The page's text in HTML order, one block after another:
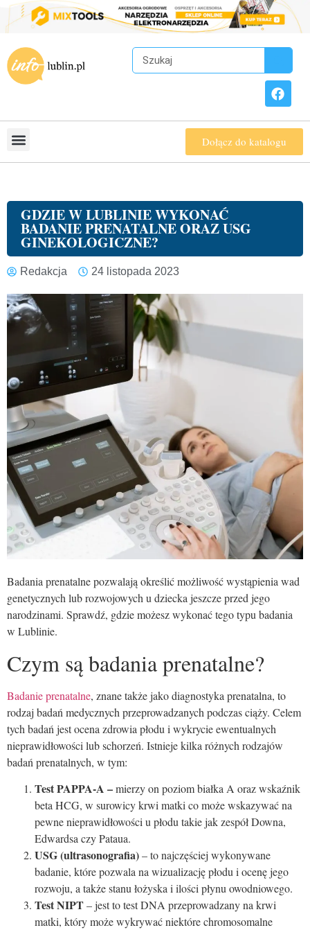
Dołącz do katalogu
GDZIE W LUBLINIE WYKONAĆ
BADANIE PRENATALNE ORAZ USG
GINEKOLOGICZNE?
Redakcja 24 listopada 2023
Badania prenatalne pozwalają określić możliwość wystąpienia wad
genetycznych lub rozwojowych u dziecka jeszcze przed jego
narodzinami. Sprawdź, gdzie możesz wykonać tego typu badania
w Lublinie.
Czym są badania prenatalne?
Badanie prenatalne, znane także jako diagnostyka prenatalna, to
rodzaj badań medycznych przeprowadzanych podczas ciąży. Celem
tych badań jest ocena zdrowia płodu i wykrycie ewentualnych
nieprawidłowości lub schorzeń. Istnieje kilka różnych rodzajów
badań prenatalnych, w tym:
Test PAPPA-A –mierzy on poziom białka A oraz wskaźnik
beta HCG, w surowicy krwi matki co może wskazywać na
pewne nieprawidłowości u płodu takie jak zespół Downa,
Edwardsa czy Pataua.
USG (ultrasonografia)– to najczęściej wykonywane
badanie, które pozwala na wizualizację płodu i ocenę jego
rozwoju, a także stanu łożyska i ilości płynu owodniowego.
Test NIPT– jest to test DNA przeprowadzany na krwi
matki, który może wykrywać niektóre chromosomalne